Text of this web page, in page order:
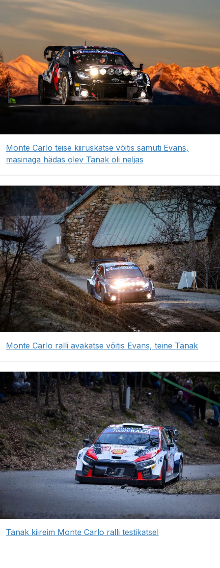
Monte Carlo teise kiiruskatse võitis samuti Evans,
masinaga hädas olev Tänak oli neljas
Monte Carlo ralli avakatse võitis Evans, teine Tänak
Tänak kiireim Monte Carlo ralli testikatsel